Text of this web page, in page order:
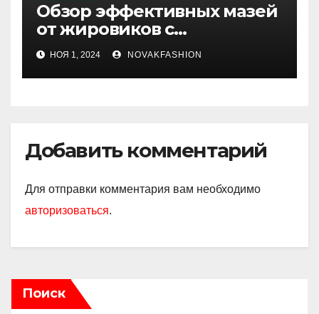
Обзор эффективных мазей
от жировиков с
рассасывающим эффектом
НОЯ 1, 2024 NOVAKFASHION
Добавить комментарий
Для отправки комментария вам необходимо
авторизоваться.
Поиск